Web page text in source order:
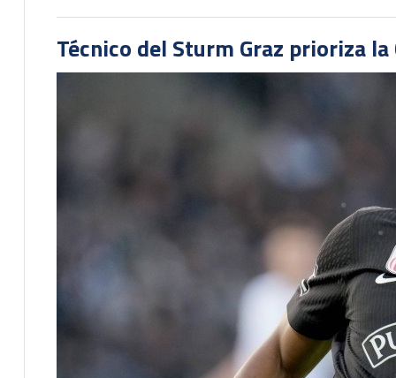
Técnico del Sturm Graz prioriza